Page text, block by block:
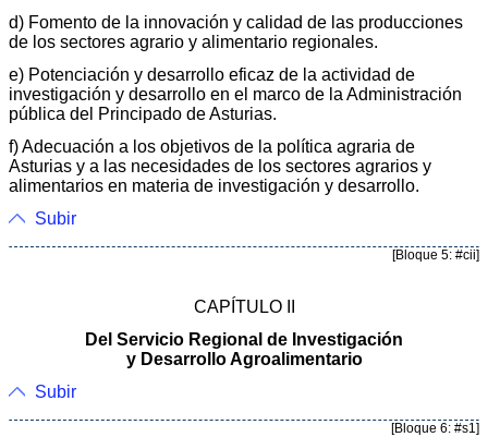
d) Fomento de la innovación y calidad de las producciones
de los sectores agrario y alimentario regionales.
e) Potenciación y desarrollo eficaz de la actividad de
investigación y desarrollo en el marco de la Administración
pública del Principado de Asturias.
f) Adecuación a los objetivos de la política agraria de
Asturias y a las necesidades de los sectores agrarios y
alimentarios en materia de investigación y desarrollo.
Subir
[Bloque 5: #cii]
CAPÍTULO II
Del Servicio Regional de Investigación
y Desarrollo Agroalimentario
Subir
[Bloque 6: #s1]